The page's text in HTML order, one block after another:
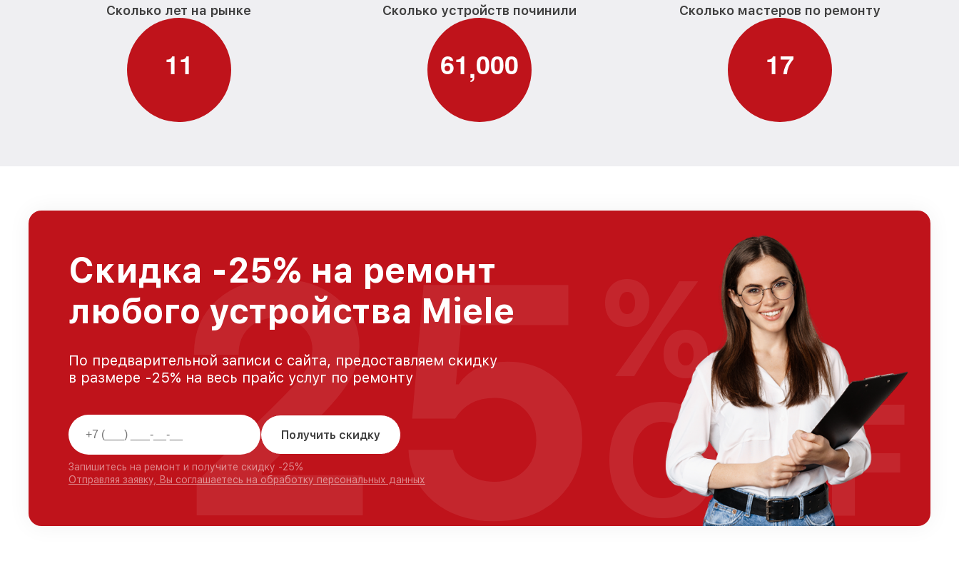
Сколько лет на рынке
11
Сколько устройств починили
61,000
Сколько мастеров по ремонту
17
Скидка -25% на ремонт
любого устройства Miele
По предварительной записи с сайта, предоставляем скидку
в размере -25% на весь прайс услуг по ремонту
Получить скидку
Запишитесь на ремонт и получите скидку -25%
Отправляя заявку, Вы соглашаетесь на обработку персональных данных
25 %
OFF